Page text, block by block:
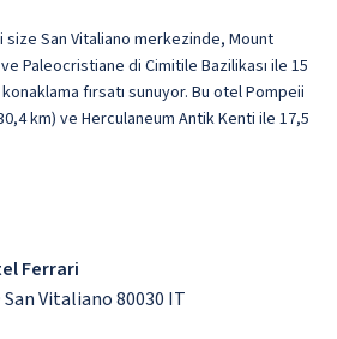
San Vitaliano merkezinde, Mount
Paleocristiane di Cimitile Bazilikası ile 15
fırsatı sunuyor. Bu otel Pompeii
km) ve Herculaneum Antik Kenti ile 17,5
Ferrari
Vitaliano 80030 IT